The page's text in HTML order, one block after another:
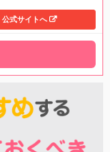
公式サイトへ